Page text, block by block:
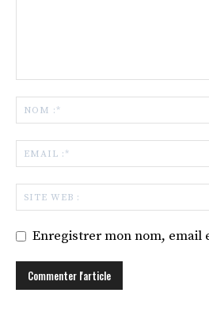
Enregistrer mon nom, email